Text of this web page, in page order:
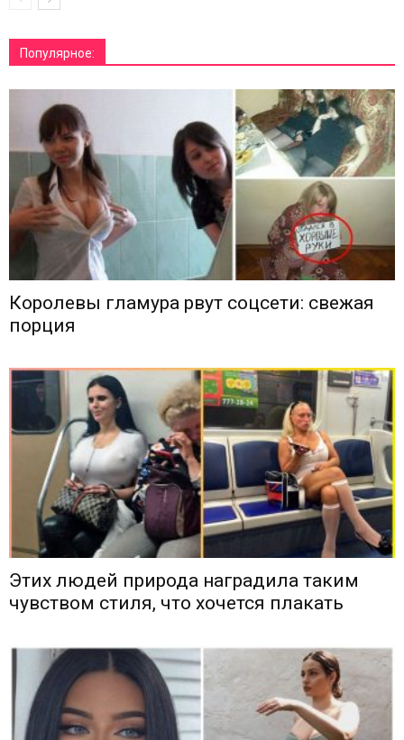
Популярное:
Королевы гламура рвут соцсети: свежая
порция
Этих людей природа наградила таким
чувством стиля, что хочется плакать